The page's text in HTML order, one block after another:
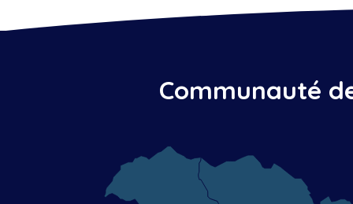
Communauté